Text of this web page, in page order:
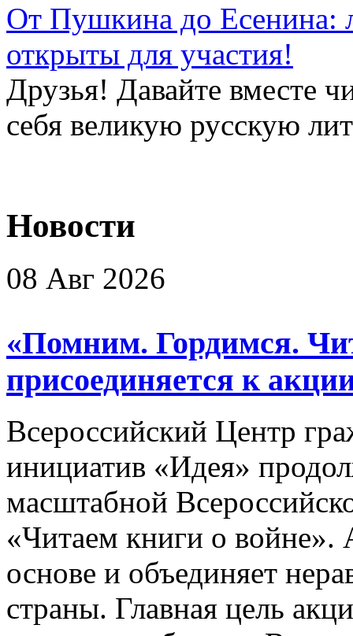
От Пушкина до Есенина:
открыты для участия!
Друзья! Давайте вместе
себя великую русскую
Новости
08 Авг 2026
«Помним. Гордимся.
присоединяется к
Всероссийский Центр
инициатив «Идея»
масштабной
«Читаем книги о войне».
основе и объединяет
страны. Главная цель